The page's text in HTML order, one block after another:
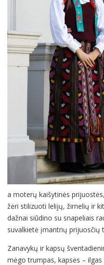
a moterų kaišytinės
žėri stilizuoti lelijų, žirnelių ir
dažnai siūdino su snapeliais
suvalkietė įmantrių prijuosčių
Zanavykų ir kapsų
mėgo trumpas, kapsės –